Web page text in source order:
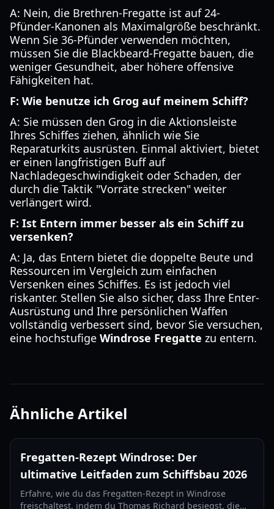
A: Nein, die Brethren-Fregatte ist auf 24-
Pfünder-Kanonen als Maximalgröße beschränkt.
Wenn Sie 36-Pfünder verwenden möchten,
müssen Sie die Blackbeard-Fregatte bauen, die
weniger Gesundheit, aber höhere offensive
Fähigkeiten hat.
F: Wie benutze ich Grog auf meinem Schiff?
A: Sie müssen den Grog in die Aktionsleiste
Ihres Schiffes ziehen, ähnlich wie Sie
Reparaturkits ausrüsten. Einmal aktiviert, bietet
er einen langfristigen Buff auf
Nachladegeschwindigkeit oder Schaden, der
durch die Taktik "Vorräte strecken" weiter
verlängert wird.
F: Ist Entern immer besser als ein Schiff zu
versenken?
A: Ja, das Entern bietet die doppelte Beute und
Ressourcen im Vergleich zum einfachen
Versenken eines Schiffes. Es ist jedoch viel
riskanter. Stellen Sie also sicher, dass Ihre Enter-
Ausrüstung und Ihre persönlichen Waffen
vollständig verbessert sind, bevor Sie versuchen,
eine hochstufige Windrose Fregatte zu entern.
Ähnliche Artikel
Fregatten-Rezept Windrose: Der
ultimative Leitfaden zum Schiffsbau 2026
Erfahre, wie du das Fregatten-Rezept in Windrose
freischaltest, indem du Thomas Richard besiegst, die